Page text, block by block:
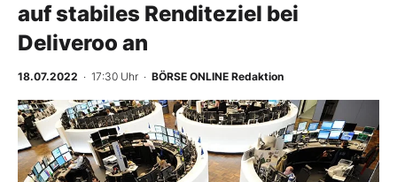
Finanz-Check
BO-Musterdepots
Experten
auf stabiles Renditeziel bei
Deliveroo an
18.07.2022 · 17:30 Uhr · BÖRSE ONLINE Redaktion